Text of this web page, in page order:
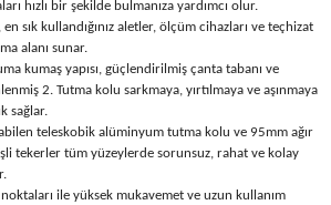
Raspalar
hızlı bir şekilde bulmanıza yardımcı olur.
sık kullandığınız aletler, ölçüm cihazları ve teçhizat
alanı sunar.
kumaş yapısı, güçlendirilmiş çanta tabanı ve
2. Tutma kolu sarkmaya, yırtılmaya ve aşınmaya
sağlar.
teleskobik alüminyum tutma kolu ve 95mm ağır
tekerler tüm yüzeylerde sorunsuz, rahat ve kolay
ile yüksek mukavemet ve uzun kullanım